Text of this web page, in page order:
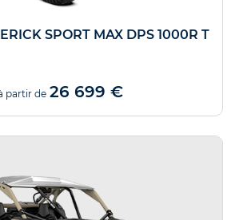
SPORT MAX DPS 1000R T
partir de 26 699 €